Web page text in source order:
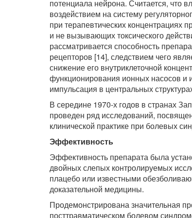
потенциала нейрона. Считается, что
воздействием на систему
при терапевтических концентрациях
и не вызывающих токсического
рассматривается способность
рецепторов [14], следствием чего
снижение его внутриклеточной
функционирования ионных насосов и
импульсация в центральных
В середине 1970-х годов в странах
проведен ряд исследований,
клинической практике при болевых
Эффективность
Эффективность препарата была
двойных слепых контролируемых
плацебо или известными
доказательной медицины.
Продемонстрирована значительная
посттравматическом болевом